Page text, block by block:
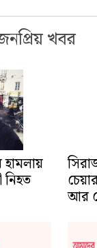
খবর
হামলায়
নিহত
আর